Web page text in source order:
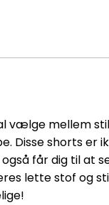
vælge mellem
shorts er
får dig til
lette stof